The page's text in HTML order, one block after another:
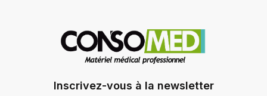
Inscrivez-vous à la newsletter